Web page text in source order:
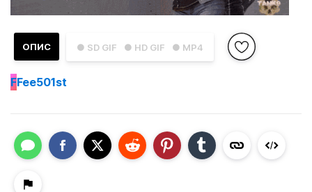
● SD GIF ● HD GIF ● MP4
ОПИС
FFee501st